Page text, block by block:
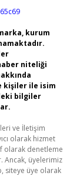
kurum
niteliği
kişiler ile isim
bilgiler
ve İletişim
olarak hizmet
olarak denetleme
Ancak, üyelerimiz
siteye üye olarak